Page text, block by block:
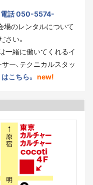
電話 050-5574-
場のレンタルについて
さい。
一緒に働いてくれるイ
ー、テクニカルスタッ
こちら。 new!